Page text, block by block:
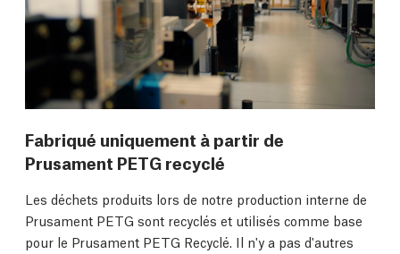
Fabriqué uniquement à partir de
Prusament PETG recyclé
Les déchets produits lors de notre production interne de
Prusament PETG sont recyclés et utilisés comme base
pour le Prusament PETG Recyclé. Il n'y a pas d'autres